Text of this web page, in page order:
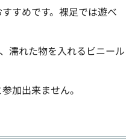
すめです。裸足では遊べ
濡れた物を入れるビニール
加出来ません。